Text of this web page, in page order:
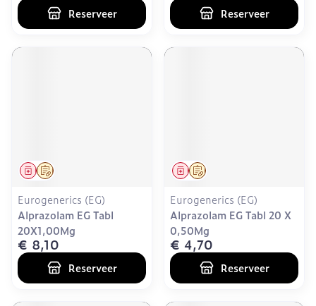
Reserveer Reserveer
Op voorschrift
Geneesmiddel
Eurogenerics (EG)
Alprazolam EG Tabl
20X1,00Mg
€ 8,10
Reserveer
Op voorschrift
Geneesmiddel
Eurogenerics (EG)
Alprazolam EG Tabl 20 X
0,50Mg
€ 4,70
Reserveer